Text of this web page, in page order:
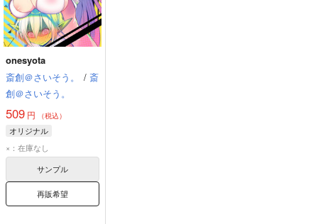
onesyota
斎創＠さいそう。
/ 斎
創＠さいそう。
509 円 （税込）
オリジナル
×：在庫なし
サンプル
再販希望